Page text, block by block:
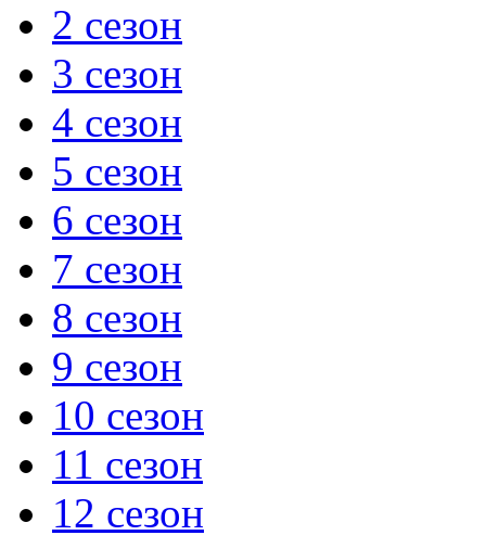
2 сезон
3 сезон
4 сезон
5 сезон
6 сезон
7 сезон
8 сезон
9 сезон
10 сезон
11 сезон
12 сезон